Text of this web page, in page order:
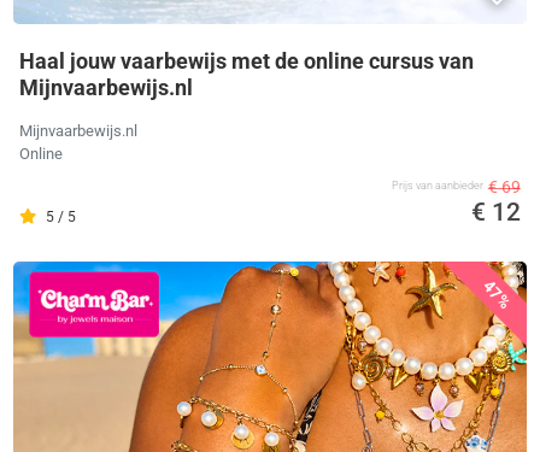
Haal jouw vaarbewijs met de online cursus van
Mijnvaarbewijs.nl
Mijnvaarbewijs.nl
Online
5 / 5
Prijs van aanbieder € 69
€ 12
47%